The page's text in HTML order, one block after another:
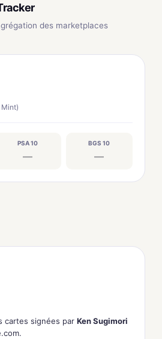
des marketplaces
PSA 10
—
BGS 10
—
cartes signées par Ken Sugimori